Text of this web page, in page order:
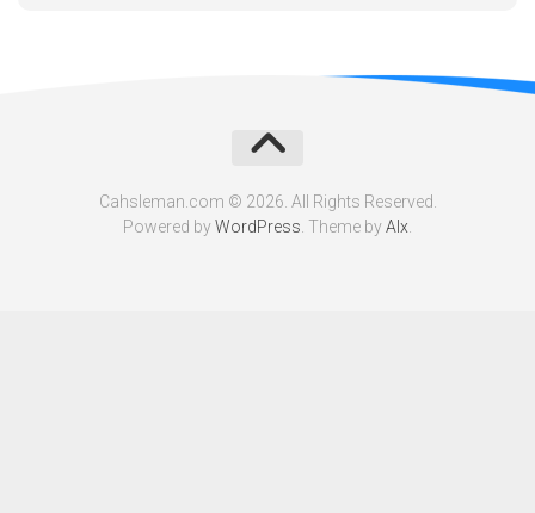
Cahsleman.com © 2026. All Rights Reserved.
Powered byWordPress. Theme byAlx.